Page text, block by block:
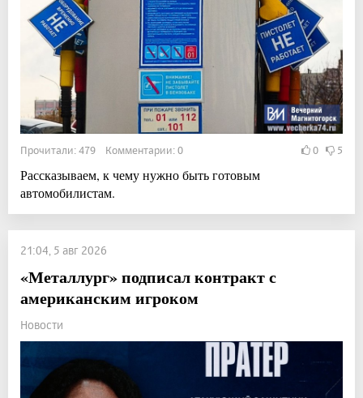
Прочитали: 479 Комментарии: 0 0 5
Рассказываем, к чему нужно быть готовым
автомобилистам.
21:04, 5 авг 2026
«Металлург» подписал контракт с
американским игроком
Новости